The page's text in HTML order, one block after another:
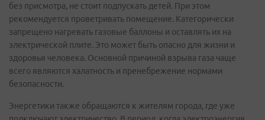
без присмотра, не стоит подпускать детей. При этом
рекомендуется проветривать помещение. Категорически
запрещено нагревать газовые баллоны и оставлять их на
электрической плите. Это может быть опасно для жизни и
здоровья человека. Основной причиной взрыва газа чаще
всего являются халатность и пренебрежение нормами
безопасности.
Энергетики также обращаются к жителям города, где уже